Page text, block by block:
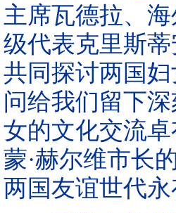
主席瓦德拉、
级代表克里斯
共同探讨两国
问给我们留下
女的文化交流
蒙·赫尔维市长
两国友谊世代永